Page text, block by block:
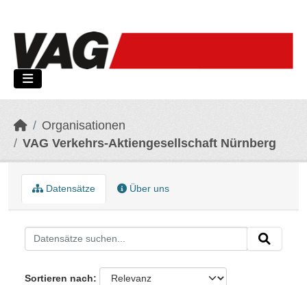
Organisationen
VAG Verkehrs-Aktiengesellschaft Nürnberg
Datensätze Über uns
Sortieren nach